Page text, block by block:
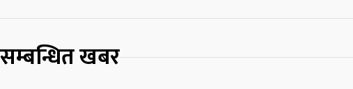
सम्बन्धित खबर